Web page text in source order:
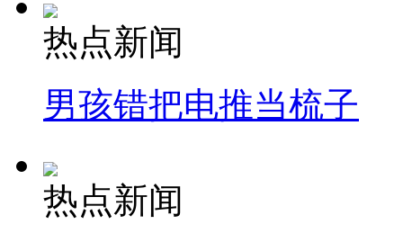
热点新闻
男孩错把电推当梳子
热点新闻